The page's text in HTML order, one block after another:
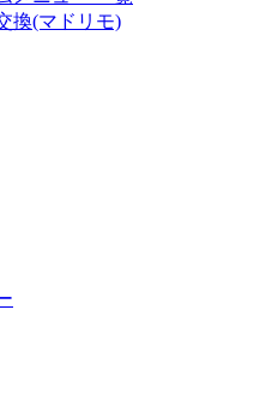
換(マドリモ)